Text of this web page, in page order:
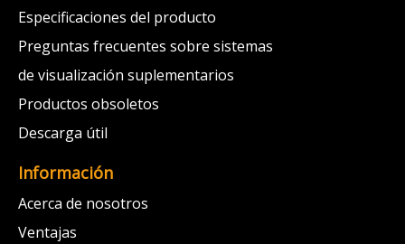
Especificaciones del producto
Preguntas frecuentes sobre sistemas
de visualización suplementarios
Productos obsoletos
Descarga útil
Información
Acerca de nosotros
Ventajas